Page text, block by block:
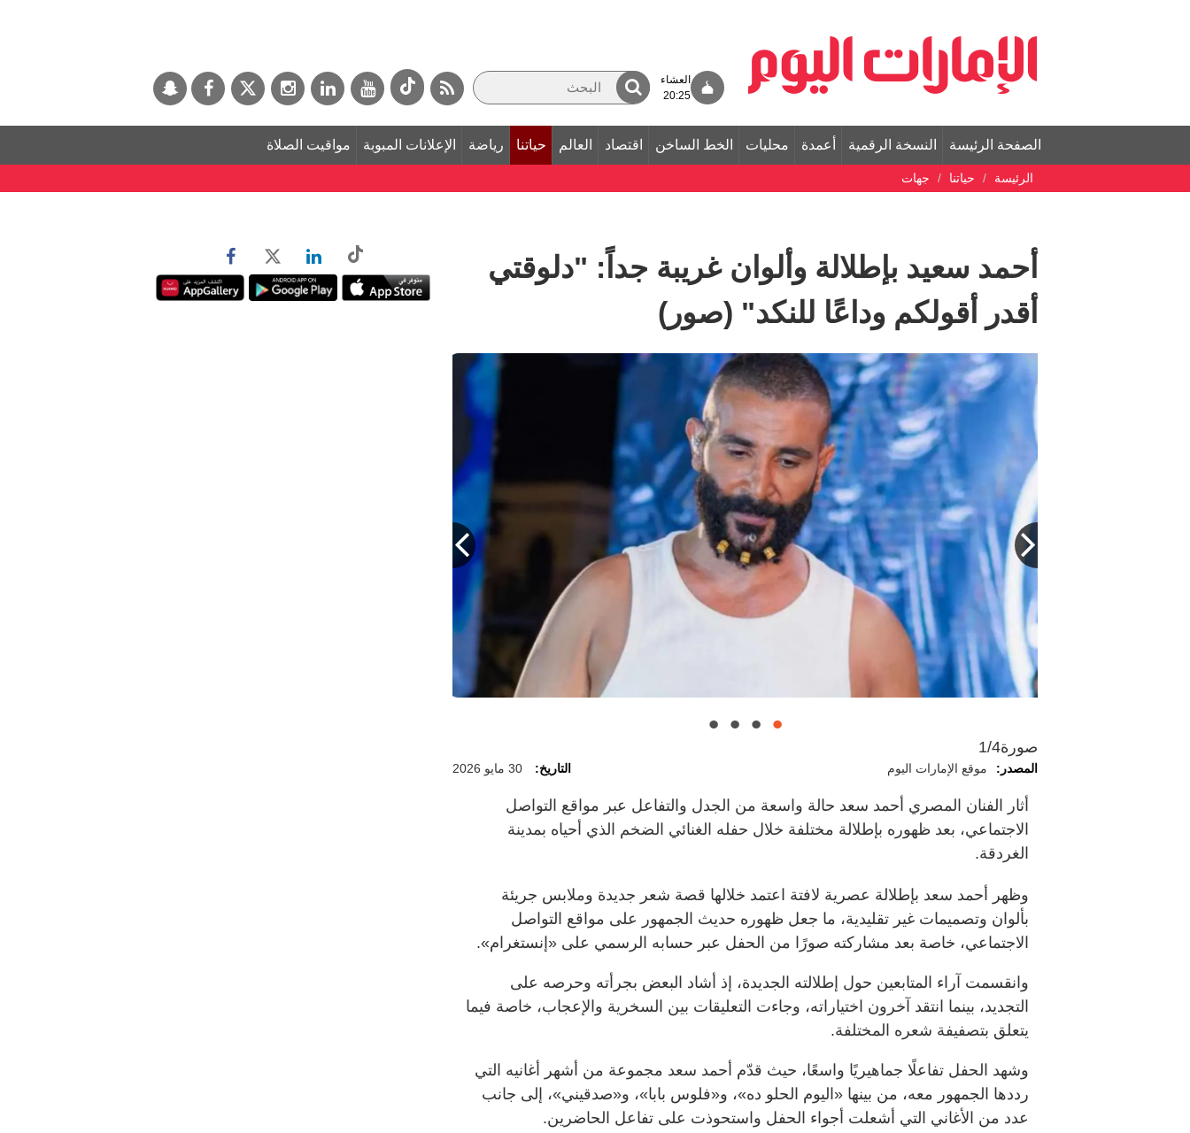
العشاء
20:25
الصفحة الرئيسة النسخة الرقمية أعمدة محليات الخط الساخن اقتصاد العالم حياتنا رياضة الإعلانات المبوبة مواقيت الصلاة
الرئيسة حياتنا جهات
أحمد سعيد بإطلالة وألوان غريبة جداً: "دلوقتي
أقدر أقولكم وداعًا للنكد" (صور)
صورة1/4
المصدر: موقع الإمارات اليوم التاريخ: 30 مايو 2026
أثار الفنان المصري أحمد سعد حالة واسعة من الجدل والتفاعل عبر مواقع التواصل
الاجتماعي، بعد ظهوره بإطلالة مختلفة خلال حفله الغنائي الضخم الذي أحياه بمدينة
الغردقة.
وظهر أحمد سعد بإطلالة عصرية لافتة اعتمد خلالها قصة شعر جديدة وملابس جريئة
بألوان وتصميمات غير تقليدية، ما جعل ظهوره حديث الجمهور على مواقع التواصل
الاجتماعي، خاصة بعد مشاركته صورًا من الحفل عبر حسابه الرسمي على «إنستغرام».
وانقسمت آراء المتابعين حول إطلالته الجديدة، إذ أشاد البعض بجرأته وحرصه على
التجديد، بينما انتقد آخرون اختياراته، وجاءت التعليقات بين السخرية والإعجاب، خاصة فيما
يتعلق بتصفيفة شعره المختلفة.
وشهد الحفل تفاعلًا جماهيريًا واسعًا، حيث قدّم أحمد سعد مجموعة من أشهر أغانيه التي
رددها الجمهور معه، من بينها «اليوم الحلو ده»، و«فلوس بابا»، و«صدقيني»، إلى جانب
عدد من الأغاني التي أشعلت أجواء الحفل واستحوذت على تفاعل الحاضرين.